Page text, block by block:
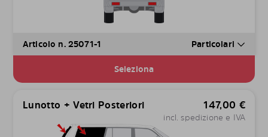
Articolo n. 25071-1 Particolari
Seleziona
Lunotto + Vetri Posteriori 147,00 €
incl. spedizione e IVA